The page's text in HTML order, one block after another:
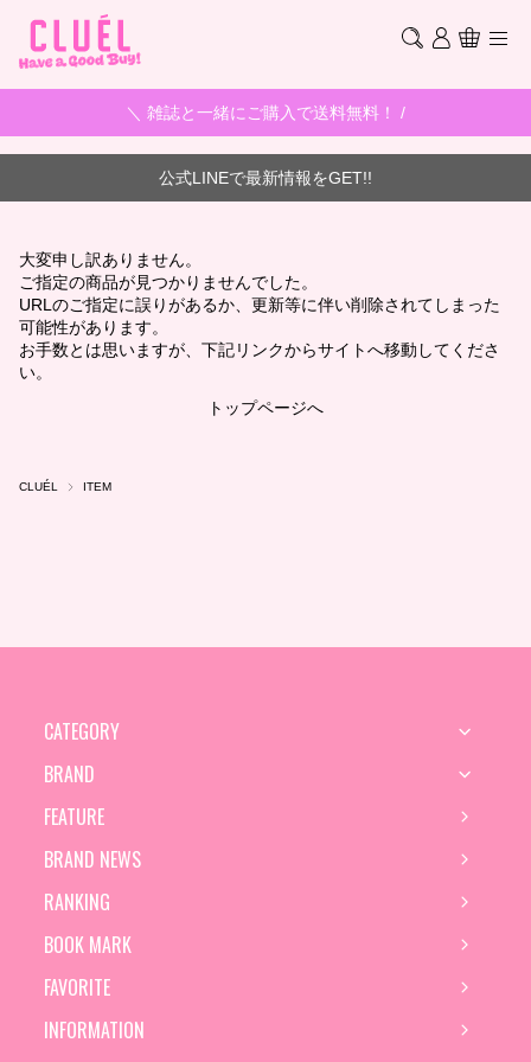
＼ 雑誌と一緒にご購入で送料無料！ /
公式LINEで最新情報をGET!!
大変申し訳ありません。
ご指定の商品が見つかりませんでした。
URLのご指定に誤りがあるか、更新等に伴い削除されてしまった
可能性があります。
お手数とは思いますが、下記リンクからサイトへ移動してくださ
い。
トップページへ
CLUÉL ITEM
CATEGORY
BRAND
FEATURE
BRAND NEWS
RANKING
BOOK MARK
FAVORITE
INFORMATION